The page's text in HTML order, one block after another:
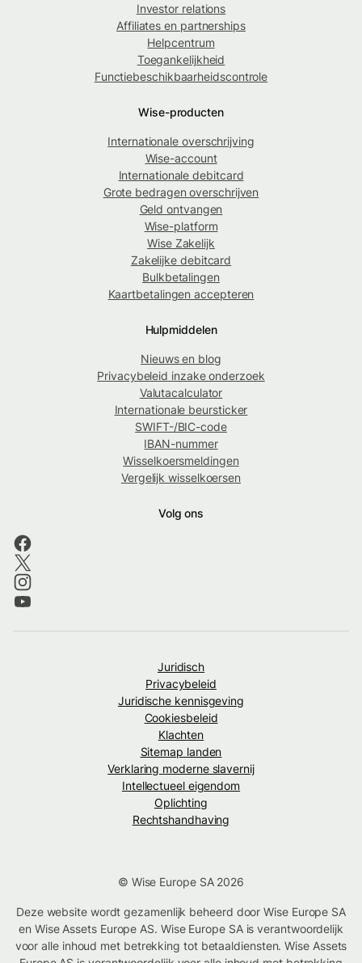
Investor relations
Affiliates en partnerships
Helpcentrum
Toegankelijkheid
Functiebeschikbaarheidscontrole
Wise-producten
Internationale overschrijving
Wise-account
Internationale debitcard
Grote bedragen overschrijven
Geld ontvangen
Wise-platform
Wise Zakelijk
Zakelijke debitcard
Bulkbetalingen
Kaartbetalingen accepteren
Hulpmiddelen
Nieuws en blog
Privacybeleid inzake onderzoek
Valutacalculator
Internationale beursticker
SWIFT-/BIC-code
IBAN-nummer
Wisselkoersmeldingen
Vergelijk wisselkoersen
Volg ons
Juridisch
Privacybeleid
Juridische kennisgeving
Cookiesbeleid
Klachten
Sitemap landen
Verklaring moderne slavernij
Intellectueel eigendom
Oplichting
Rechtshandhaving
© Wise Europe SA 2026
Deze website wordt gezamenlijk beheerd door Wise Europe SA
en Wise Assets Europe AS. Wise Europe SA is verantwoordelijk
voor alle inhoud met betrekking tot betaaldiensten. Wise Assets